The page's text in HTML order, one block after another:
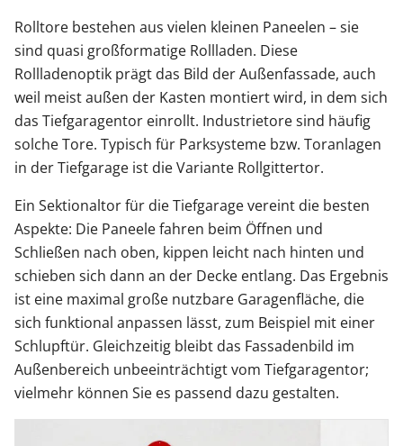
Rolltore bestehen aus vielen kleinen Paneelen – sie
sind quasi großformatige Rollladen. Diese
Rollladenoptik prägt das Bild der Außenfassade, auch
weil meist außen der Kasten montiert wird, in dem sich
das Tiefgaragentor einrollt. Industrietore sind häufig
solche Tore. Typisch für Parksysteme bzw. Toranlagen
in der Tiefgarage ist die Variante Rollgittertor.
Ein Sektionaltor für die Tiefgarage vereint die besten
Aspekte: Die Paneele fahren beim Öffnen und
Schließen nach oben, kippen leicht nach hinten und
schieben sich dann an der Decke entlang. Das Ergebnis
ist eine maximal große nutzbare Garagenfläche, die
sich funktional anpassen lässt, zum Beispiel mit einer
Schlupftür. Gleichzeitig bleibt das Fassadenbild im
Außenbereich unbeeinträchtigt vom Tiefgaragentor;
vielmehr können Sie es passend dazu gestalten.